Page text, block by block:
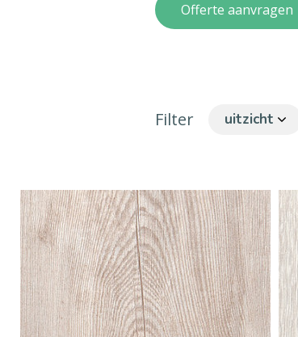
Offerte aanvragen
Filter uitzicht